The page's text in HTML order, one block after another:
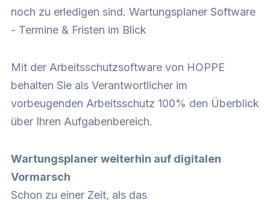
noch zu erledigen sind. Wartungsplaner Software
- Termine & Fristen im Blick
Mit der Arbeitsschutzsoftware von HOPPE
behalten Sie als Verantwortlicher im
vorbeugenden Arbeitsschutz 100% den Überblick
über Ihren Aufgabenbereich.
Wartungsplaner weiterhin auf digitalen
Vormarsch
Schon zu einer Zeit, als das